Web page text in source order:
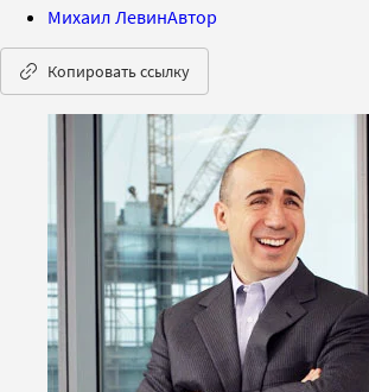
Михаил ЛевинАвтор
Копировать ссылку